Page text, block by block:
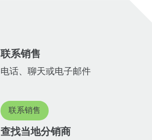
联系销售
电话、聊天或电子邮件
联系销售
查找当地分销商